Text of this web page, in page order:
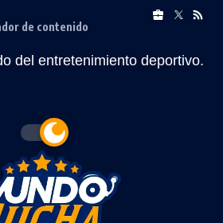
de contenido
del entretenimiento deportivo.